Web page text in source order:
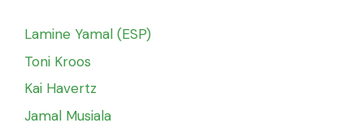
Lamine Yamal (ESP)
Toni Kroos
Kai Havertz
Jamal Musiala